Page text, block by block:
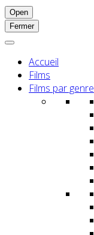
Open
Fermer
Accueil
Films
Films par genre